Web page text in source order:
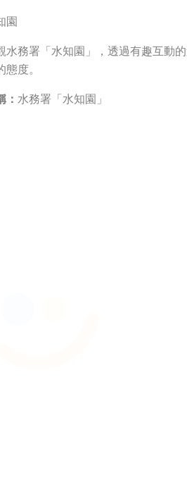
園
水務署「水知園」，透過有趣互動
度。
：水務署「水知園」